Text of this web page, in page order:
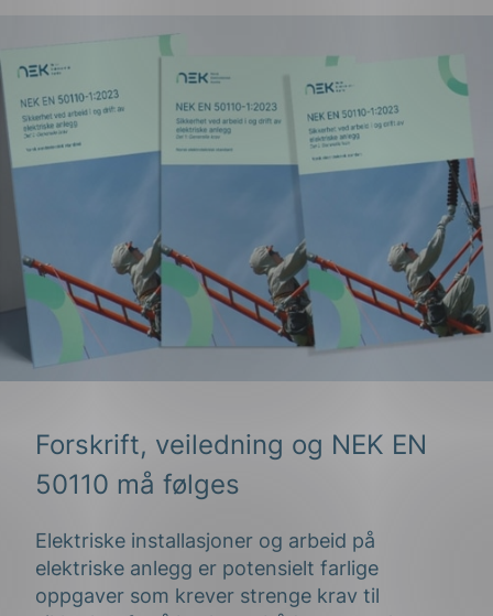
Forskrift, veiledning og NEK EN
50110 må følges
Elektriske installasjoner og arbeid på
elektriske anlegg er potensielt farlige
oppgaver som krever strenge krav til